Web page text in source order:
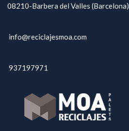
08210-Barbera del Valles (Barcelona)
info@reciclajesmoa.com
937197971